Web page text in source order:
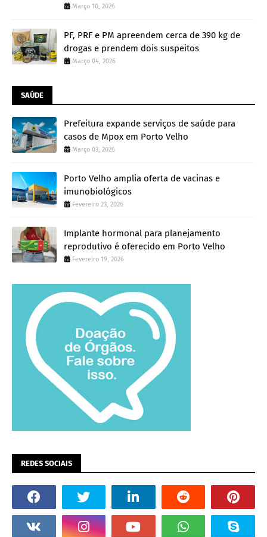
Março 10, 2026
PF, PRF e PM apreendem cerca de 390 kg de
drogas e prendem dois suspeitos
Março 04, 2026
SAÚDE
Prefeitura expande serviços de saúde para
casos de Mpox em Porto Velho
Março 03, 2026
Porto Velho amplia oferta de vacinas e
imunobiológicos
Fevereiro 23, 2026
Implante hormonal para planejamento
reprodutivo é oferecido em Porto Velho
Fevereiro 19, 2026
REDES SOCIAIS